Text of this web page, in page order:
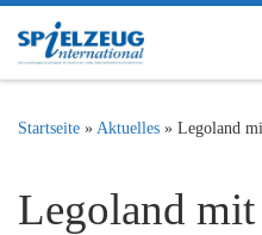
Zum Inhalt springen
Startseite » Aktuelles » Legoland
Legoland mit